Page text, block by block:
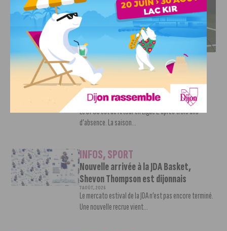
DFCO : RENCONTRE AVEC PIERRE-HENRI DEBALLON,
L’ARTISAN DE LA MONTÉE EN LIGUE 2
INFOS,SPORT
DFCO : Rencontre avec Pierre-Henri
Deballon, l’artisan de la montée en
Ligue 2
7 AOÛT, 2026
Le DFCO est de retour en Ligue 2 après trois ans
d’absence. La saison...
INFOS,SPORT
Nouvelle arrivée à la JDA Basket,
Shevon Thompson est dijonnais
7 AOÛT, 2026
Le mercato estival de la JDA n’est pas encore terminé.
Une nouvelle recrue vient...